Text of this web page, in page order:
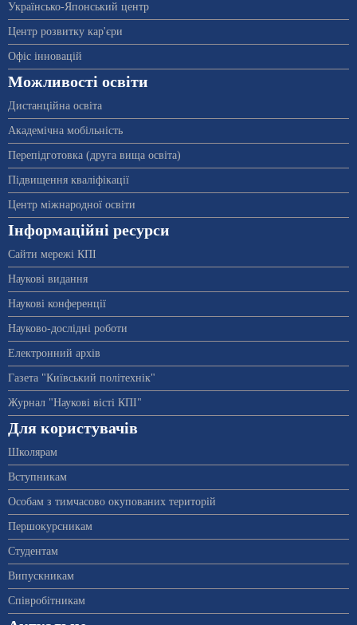
Українсько-Японський центр
Центр розвитку кар'єри
Офіс інновацій
Можливості освіти
Дистанційна освіта
Академічна мобільність
Перепідготовка (друга вища освіта)
Підвищення кваліфікації
Центр міжнародної освіти
Інформаційні ресурси
Сайти мережі КПІ
Наукові видання
Наукові конференції
Науково-дослідні роботи
Електронний архів
Газета "Київський політехнік"
Журнал "Наукові вісті КПІ"
Для користувачів
Школярам
Вступникам
Особам з тимчасово окупованих територій
Першокурсникам
Студентам
Випускникам
Співробітникам